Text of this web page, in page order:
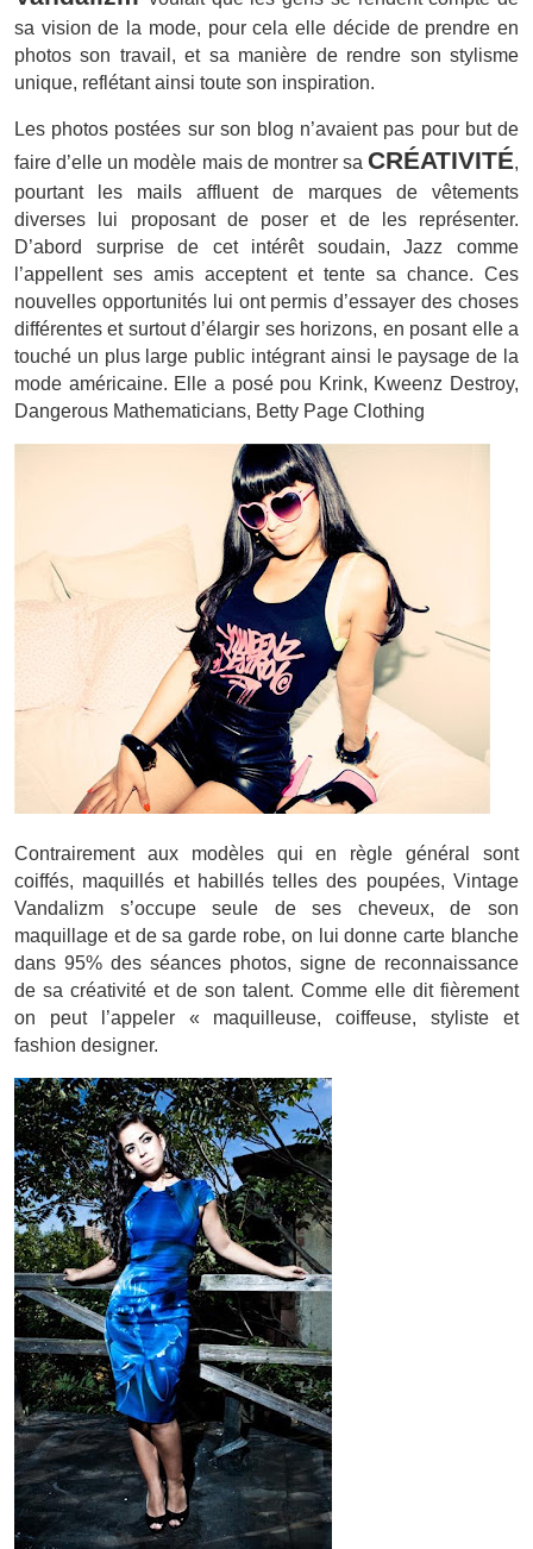
sa vision de la mode, pour cela elle décide de prendre en
photos son travail, et sa manière de rendre son stylisme
unique, reflétant ainsi toute son inspiration.
Les photos postées sur son blog n’avaient pas pour but de
faire d’elle un modèle mais de montrer sa CRÉATIVITÉ,
pourtant les mails affluent de marques de vêtements
diverses lui proposant de poser et de les représenter.
D’abord surprise de cet intérêt soudain, Jazz comme
l’appellent ses amis acceptent et tente sa chance. Ces
nouvelles opportunités lui ont permis d’essayer des choses
différentes et surtout d’élargir ses horizons, en posant elle a
touché un plus large public intégrant ainsi le paysage de la
mode américaine. Elle a posé pou Krink, Kweenz Destroy,
Dangerous Mathematicians, Betty Page Clothing
Contrairement aux modèles qui en règle général sont
coiffés, maquillés et habillés telles des poupées, Vintage
Vandalizm s’occupe seule de ses cheveux, de son
maquillage et de sa garde robe, on lui donne carte blanche
dans 95% des séances photos, signe de reconnaissance
de sa créativité et de son talent. Comme elle dit fièrement
on peut l’appeler « maquilleuse, coiffeuse, styliste et
fashion designer.